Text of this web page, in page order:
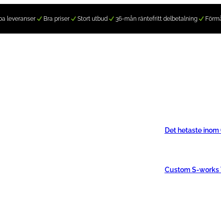
leveranser Bra priser Stort utbud 36-mån räntefritt delbetalning
Det hetaste inom
Custom S-works